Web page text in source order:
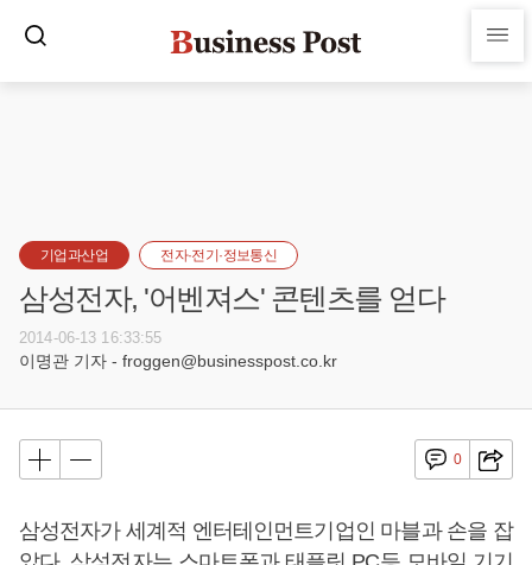
기업과산업 전자·전기·정보통신
삼성전자, '어벤져스' 콘텐츠를 얻다
2014-06-13 16:33:55
이명관 기자 - froggen@businesspost.co.kr
0
삼성전자가 세계적 엔터테인먼트기업인 마블과 손을 잡